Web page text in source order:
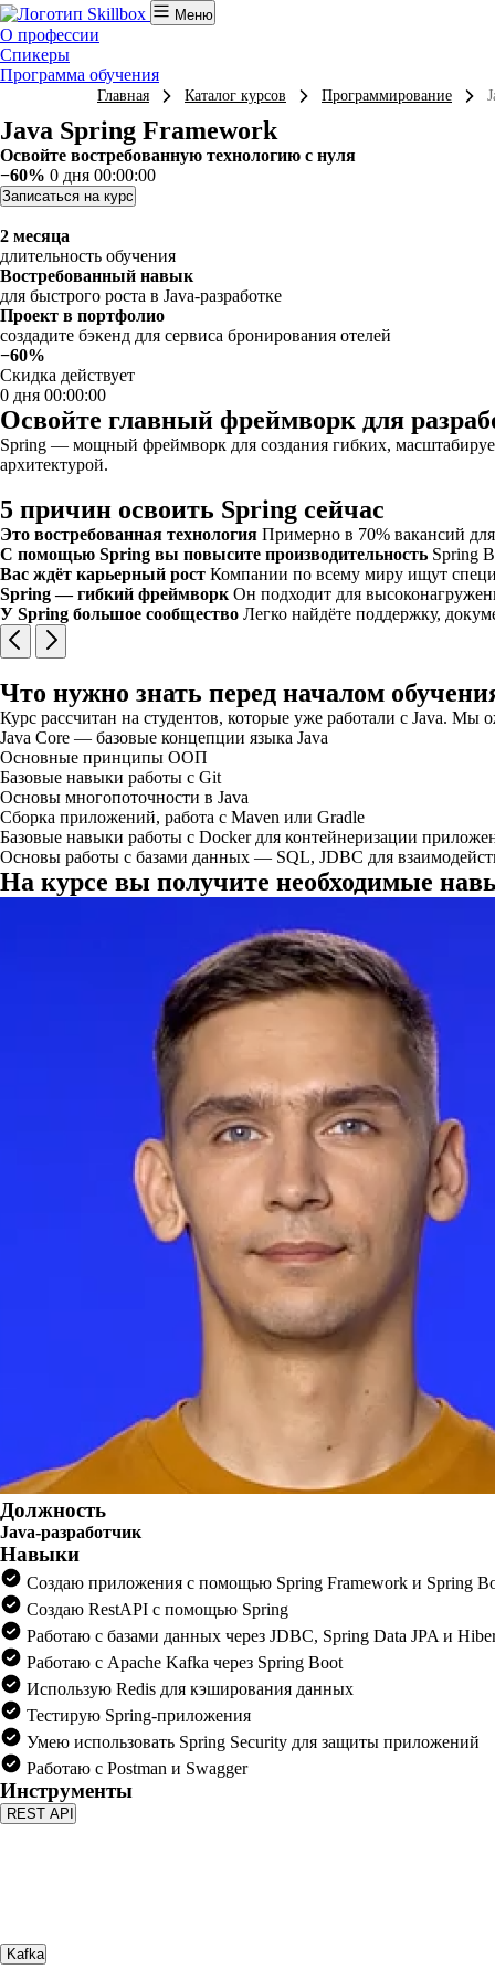
Меню
О профессии
Спикеры
Программа обучения
Главная Каталог курсов Программирование
Java Spring Framework
Освойте востребованную технологию с нуля
−60% 0 дня 00:00:00
Записаться на курс
2 месяца
длительность обучения
Востребованный навык
для быстрого роста в Java-разработке
Проект в портфолио
создадите бэкенд для сервиса бронирования отелей
−60%
Скидка действует
0 дня 00:00:00
Освойте главный фреймворк для
Spring — мощный фреймворк для создания гибких,
архитектурой.
5 причин освоить Spring сейчас
Это востребованная технология Примерно в 70% вакансий
С помощью Spring вы повысите производительность Spring
Вас ждёт карьерный рост Компании по всему миру ищут
Spring — гибкий фреймворк Он подходит для
У Spring большое сообщество Легко найдёте поддержку,
Что нужно знать перед началом
Курс рассчитан на студентов, которые уже работали с Java.
Java Core — базовые концепции языка Java
Основные принципы ООП
Базовые навыки работы с Git
Основы многопоточности в Java
Cборка приложений, работа с Maven или Gradle
Базовые навыки работы с Docker для контейнеризации
Основы работы с базами данных — SQL, JDBC для
На курсе вы получите необходимые
Должность
Java-разработчик
Навыки
Создаю приложения с помощью Spring Framework и Spring
Создаю RestAPI с помощью Spring
Работаю с базами данных через JDBC, Spring Data JPA и
Работаю с Apache Kafka через Spring Boot
Использую Redis для кэширования данных
Тестирую Spring-приложения
Умею использовать Spring Security для защиты приложений
Работаю с Postman и Swagger
Инструменты
REST API
Kafka